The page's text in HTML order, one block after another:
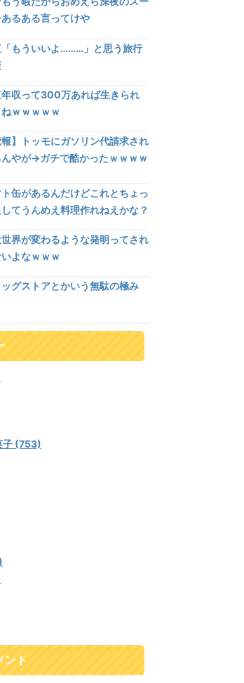
るある言ってけや
「もういいよ………」と思う旅行
収って300万あれば生きられ
ｗｗｗｗｗ
報】トッモにガソリン代請求され
やが→ガチで酷かったｗｗｗｗ
ト缶があるんだけどこれとちょっ
してうんめえ料理作れねえかな？
界が変わるような発明ってされ
よなｗｗｗ
ッグストアとかいう無駄の極み
子 (753)
ント